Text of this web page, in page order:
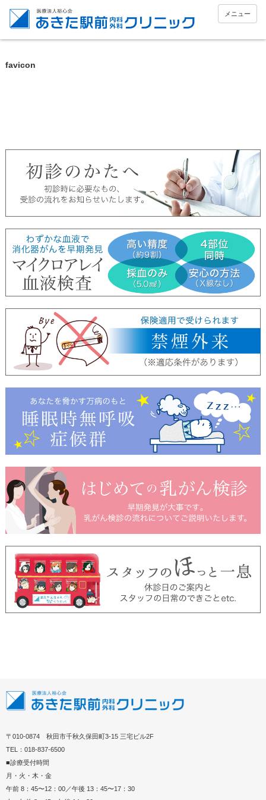
メニュー
favicon
〒010-0874 秋田市千秋久保田町3-15 三宅ビル2F
TEL：018-837-6500
■診療受付時間
月・火・木・金
午前 8：45〜12：00／午後 13：45〜17：30